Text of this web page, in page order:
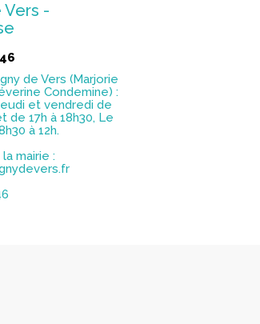
Vers -
de Vers (Marjorie
Condemine) :
et vendredi de
de 17h à 18h30, Le
à 12h.
mairie :